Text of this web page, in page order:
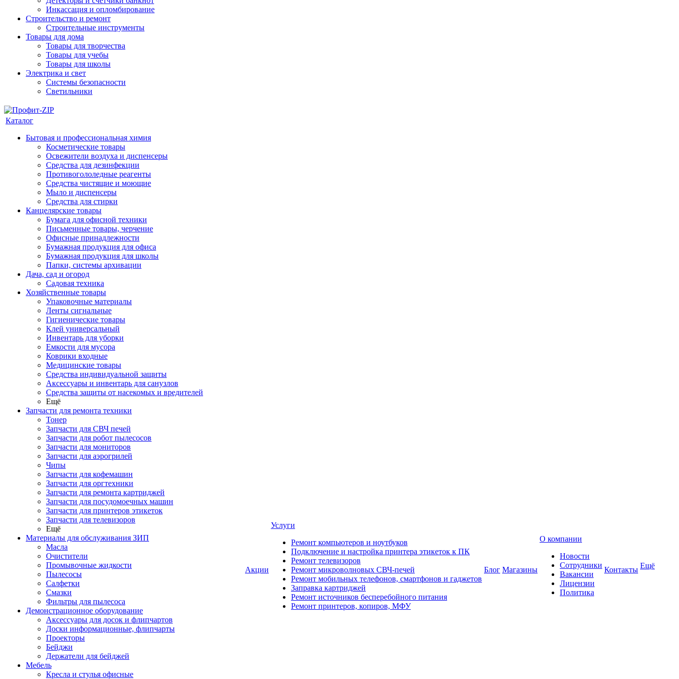
Инкассация и опломбирование
Строительство и ремонт
Строительные инструменты
Товары для дома
Товары для творчества
Товары для учебы
Товары для школы
Электрика и свет
Системы безопасности
Светильники
Каталог
Бытовая и профессиональная химия
Косметические товары
Освежители воздуха и диспенсеры
Средства для дезинфекции
Противогололедные реагенты
Средства чистящие и моющие
Мыло и диспенсеры
Средства для стирки
Канцелярские товары
Бумага для офисной техники
Письменные товары, черчение
Офисные принадлежности
Бумажная продукция для офиса
Бумажная продукция для школы
Папки, системы архивации
Дача, сад и огород
Садовая техника
Хозяйственные товары
Упаковочные материалы
Ленты сигнальные
Гигиенические товары
Клей универсальный
Инвентарь для уборки
Емкости для мусора
Коврики входные
Медицинские товары
Средства индивидуальной защиты
Аксессуары и инвентарь для санузлов
Средства защиты от насекомых и вредителей
Ещё
Запчасти для ремонта техники
Тонер
Запчасти для СВЧ печей
Запчасти для робот пылесосов
Запчасти для мониторов
Запчасти для аэрогрилей
Чипы
Запчасти для кофемашин
Запчасти для оргтехники
Запчасти для ремонта картриджей
Запчасти для посудомоечных машин
Запчасти для принтеров этикеток
Запчасти для телевизоров
Ещё
Материалы для обслуживания ЗИП
Масла
Очистители
Промывочные жидкости
Пылесосы
Салфетки
Смазки
Фильтры для пылесоса
Демонстрационное оборудование
Аксессуары для досок и флипчартов
Доски информационные, флипчарты
Проекторы
Бейджи
Держатели для бейджей
Мебель
Кресла и стулья офисные
Акции
Услуги
Ремонт компьютеров и ноутбуков
Подключение и настройка принтера этикеток к ПК
Ремонт телевизоров
Ремонт микроволновых СВЧ-печей
Ремонт мобильных телефонов, смартфонов и гаджетов
Заправка картриджей
Ремонт источников бесперебойного питания
Ремонт принтеров, копиров, МФУ
Блог Магазины
О компании
Новости
Сотрудники
Вакансии
Лицензии
Политика
Контакты Ещё